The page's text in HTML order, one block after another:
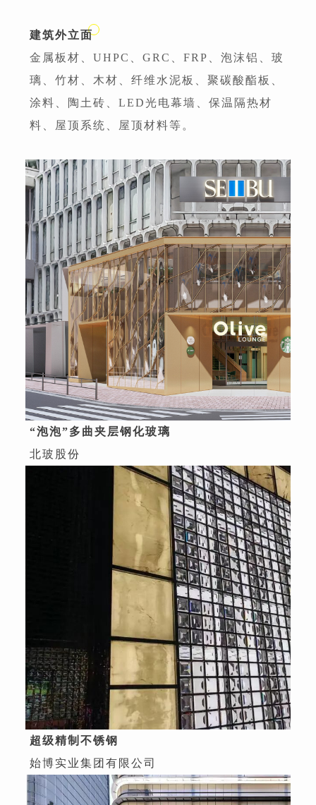
建筑外立面
金属板材、UHPC、GRC、FRP、泡沫铝、玻
璃、竹材、木材、纤维水泥板、聚碳酸酯板、
涂料、陶土砖、LED光电幕墙、保温隔热材
料、屋顶系统、屋顶材料等。
“泡泡”多曲夹层钢化玻璃
北玻股份
超级精制不锈钢
始博实业集团有限公司